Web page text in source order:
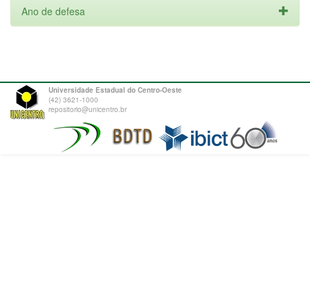
Ano de defesa
Universidade Estadual do Centro-Oeste
(42) 3621-1000
repositorio@unicentro.br